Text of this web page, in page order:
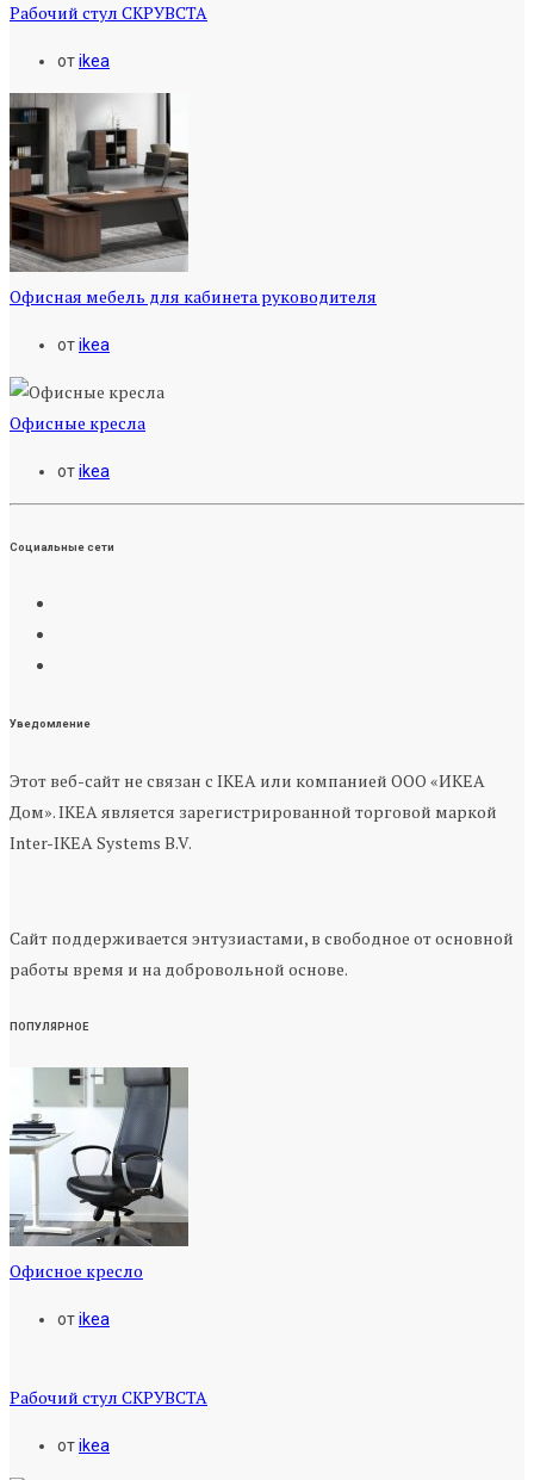
Рабочий стул СКРУВСТА
отikea
Офисная мебель для кабинета руководителя
отikea
Офисные кресла
отikea
Социальные сети
Уведомление
Этот веб-сайт не связан с IKEA или компанией ООО «ИКЕА
Дом». IKEA является зарегистрированной торговой маркой
Inter-IKEA Systems B.V.
Сайт поддерживается энтузиастами, в свободное от основной
работы время и на добровольной основе.
ПОПУЛЯРНОЕ
Офисное кресло
отikea
Рабочий стул СКРУВСТА
отikea